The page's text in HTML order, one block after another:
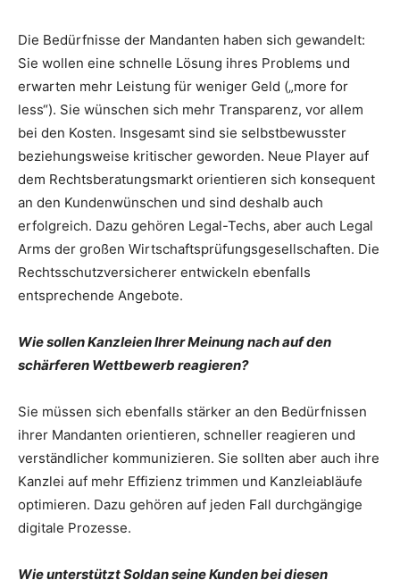
Die Bedürfnisse der Mandanten haben sich gewandelt:
Sie wollen eine schnelle Lösung ihres Problems und
erwarten mehr Leistung für weniger Geld („more for
less“). Sie wünschen sich mehr Transparenz, vor allem
bei den Kosten. Insgesamt sind sie selbstbewusster
beziehungsweise kritischer geworden. Neue Player auf
dem Rechtsberatungsmarkt orientieren sich konsequent
an den Kundenwünschen und sind deshalb auch
erfolgreich. Dazu gehören Legal-Techs, aber auch Legal
Arms der großen Wirtschaftsprüfungsgesellschaften. Die
Rechtsschutzversicherer entwickeln ebenfalls
entsprechende Angebote.
Wie sollen Kanzleien Ihrer Meinung nach auf den
schärferen Wettbewerb reagieren?
Sie müssen sich ebenfalls stärker an den Bedürfnissen
ihrer Mandanten orientieren, schneller reagieren und
verständlicher kommunizieren. Sie sollten aber auch ihre
Kanzlei auf mehr Effizienz trimmen und Kanzleiabläufe
optimieren. Dazu gehören auf jeden Fall durchgängige
digitale Prozesse.
Wie unterstützt Soldan seine Kunden bei diesen